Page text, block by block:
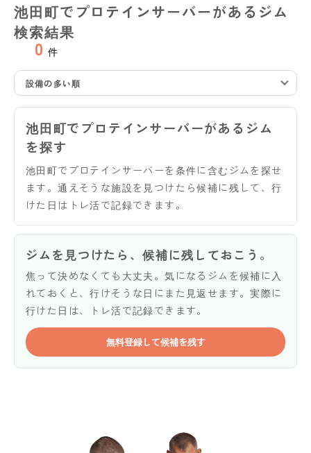
池田町でプロテインサーバーがあるジム
検索結果
0 件
設備の多い順
池田町でプロテインサーバーがあるジム
を探す
池田町でプロテインサーバーを条件に含むジムを探せ
ます。通えそうな施設を見つけたら候補に残して、行
けた日はトレ活で記録できます。
ジムを見つけたら、候補に残しておこう。
焦って決めなくても大丈夫。気になるジムを候補に入
れておくと、行けそうな日にまた見返せます。実際に
行けた日は、トレ活で記録できます。
無料登録して候補を残す